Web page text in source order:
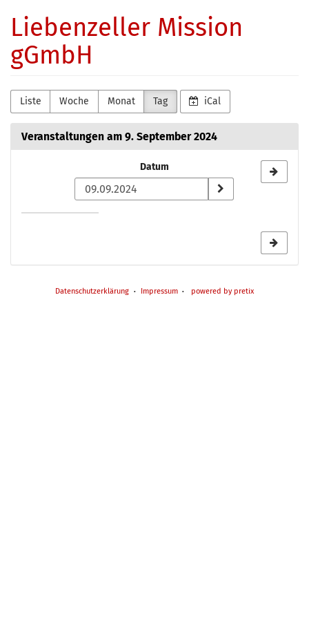
Haupt-
springen
Liebenzeller Mission
gGmbH
Liste Woche Monat Tag iCal
Veranstaltungen am 9. September 2024
zur
Anzeige
Datum
Datenschutzerklärung Impressum powered by pretix